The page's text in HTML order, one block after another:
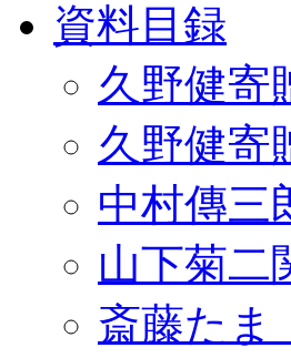
資料目録
久野健寄
久野健寄
中村傳三
山下菊二
斎藤た